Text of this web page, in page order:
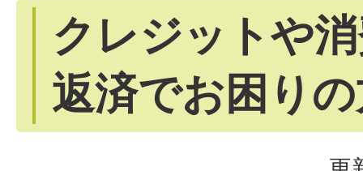
クレジットや
返済でお困り